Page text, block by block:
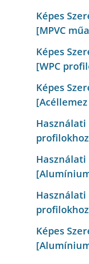
Képes
[MPVC
Képes
[WPC
Képes
Használati
Használati
Képes